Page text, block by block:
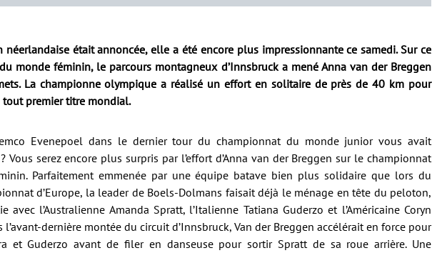
néerlandaise était annoncée, elle a été encore plus impressionnante ce samedi. Sur ce
monde féminin, le parcours montagneux d’Innsbruck a mené Anna van der Breggen
La championne olympique a réalisé un effort en solitaire de près de 40 km pour
tout premier titre mondial.
Evenepoel dans le dernier tour du championnat du monde junior vous avait
Vous serez encore plus surpris par l’effort d’Anna van der Breggen sur le championnat
Parfaitement emmenée par une équipe batave bien plus solidaire que lors du
d’Europe, la leader de Boels-Dolmans faisait déjà le ménage en tête du peloton,
avec l’Australienne Amanda Spratt, l’Italienne Tatiana Guderzo et l’Américaine Coryn
l’avant-dernière montée du circuit d’Innsbruck, Van der Breggen accélérait en force pour
et Guderzo avant de filer en danseuse pour sortir Spratt de sa roue arrière. Une